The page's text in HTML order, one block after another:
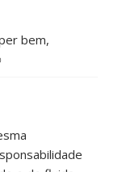
bem,